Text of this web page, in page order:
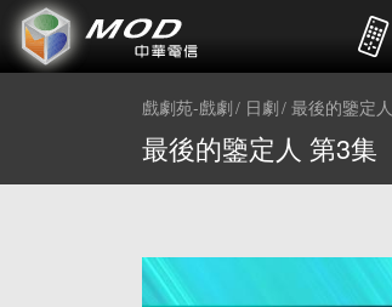
戲劇苑-戲劇 日劇 最後的鑒定人
最後的鑒定人 第3集